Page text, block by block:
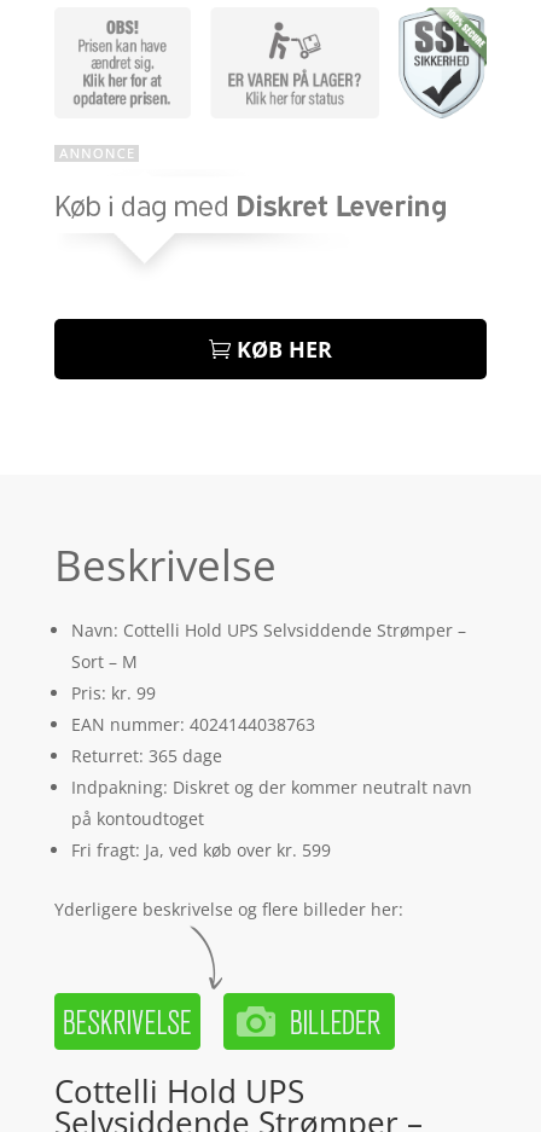
KØB HER
Beskrivelse
Navn: Cottelli Hold UPS Selvsiddende Strømper –
Sort – M
Pris: kr. 99
EAN nummer: 4024144038763
Returret: 365 dage
Indpakning: Diskret og der kommer neutralt navn
på kontoudtoget
Fri fragt: Ja, ved køb over kr. 599
Yderligere beskrivelse og flere billeder her:
Cottelli Hold UPS
Selvsiddende Strømper –